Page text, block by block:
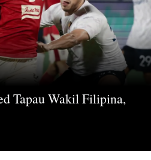
Tapau Wakil Filipina,